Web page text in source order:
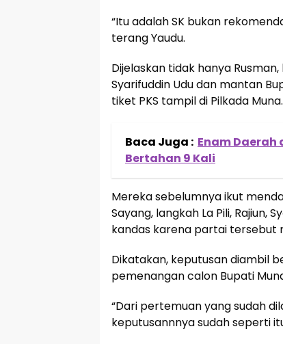
“Itu adalah SK bukan
terang Yaudu.
Dijelaskan tidak hanya
Syarifuddin Udu dan mantan
tiket PKS tampil di Pilkada Muna.
Baca Juga : Enam Daerah
Bertahan 9 Kali
Mereka sebelumnya ikut
Sayang, langkah La Pili, Rajiun,
kandas karena partai tersebut
Dikatakan, keputusan diambil
pemenangan calon Bupati
“Dari pertemuan yang sudah
keputusannnya sudah seperti